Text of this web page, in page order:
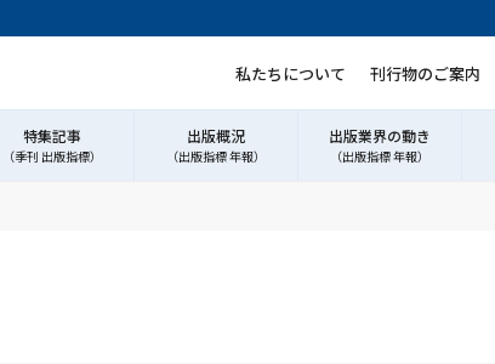
私たちについて 刊行物のご案内
特集記事
（季刊 出版指標）
出版概況
（出版指標 年報）
出版業界の動き
（出版指標 年報）